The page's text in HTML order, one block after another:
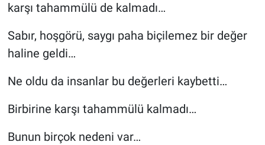
karşı tahammülü de kalmadı…
Sabır, hoşgörü, saygı paha biçilemez bir değer
haline geldi…
Ne oldu da insanlar bu değerleri kaybetti…
Birbirine karşı tahammülü kalmadı…
Bunun birçok nedeni var…